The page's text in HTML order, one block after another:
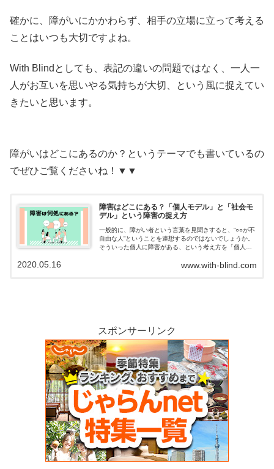
確かに、障がいにかかわらず、相手の立場に立って考える
ことはいつも大切ですよね。
With Blindとしても、表記の違いの問題ではなく、一人一
人がお互いを思いやる気持ちが大切、という風に捉えてい
きたいと思います。
障がいはどこにあるのか？というテーマでも書いているの
でぜひご覧くださいね！▼▼
障害はどこにある？「個人モデル」と「社会モ
デル」という障害の捉え方
一般的に、障がい者という言葉を見聞きすると、”○○が不
自由な人”ということを連想するのではないでしょうか。
そういった個人に障害がある、という考え方を「個人モ
にあり、 社会から取り除くべきものであるという考え方
www.with-blind.com
2020.05.16
スポンサーリンク